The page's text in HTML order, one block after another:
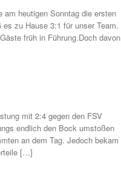
heutigen Sonntag die ersten
zu Hause 3:1 für unser Team.
früh in Führung.Doch davon
mit 2:4 gegen den FSV
endlich den Bock umstoßen
an dem Tag. Jedoch bekam
[…]